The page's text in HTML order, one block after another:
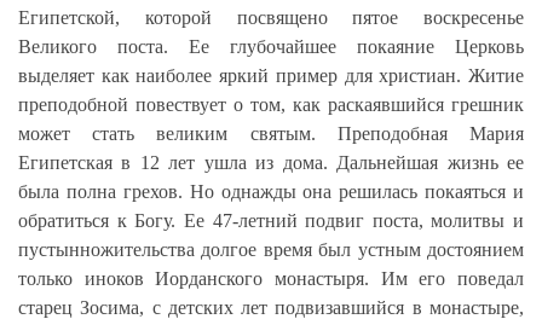
Египетской, которой посвящено пятое воскресенье
Великого поста. Ее глубочайшее покаяние Церковь
выделяет как наиболее яркий пример для христиан. Житие
преподобной повествует о том, как раскаявшийся грешник
может стать великим святым. Преподобная Мария
Египетская в 12 лет ушла из дома. Дальнейшая жизнь ее
была полна грехов. Но однажды она решилась покаяться и
обратиться к Богу. Ее 47-летний подвиг поста, молитвы и
пустынножительства долгое время был устным достоянием
только иноков Иорданского монастыря. Им его поведал
старец Зосима, с детских лет подвизавшийся в монастыре,